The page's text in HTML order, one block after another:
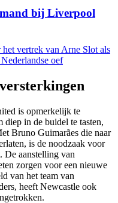
bij Liverpool
vertrek van Arne Slot als
oef
is opmerkelijk te
diep in de buidel te tasten,
Bruno Guimarães die naar
is de noodzaak voor
De aanstelling van
zorgen voor een nieuwe
van het team van
heeft Newcastle ook